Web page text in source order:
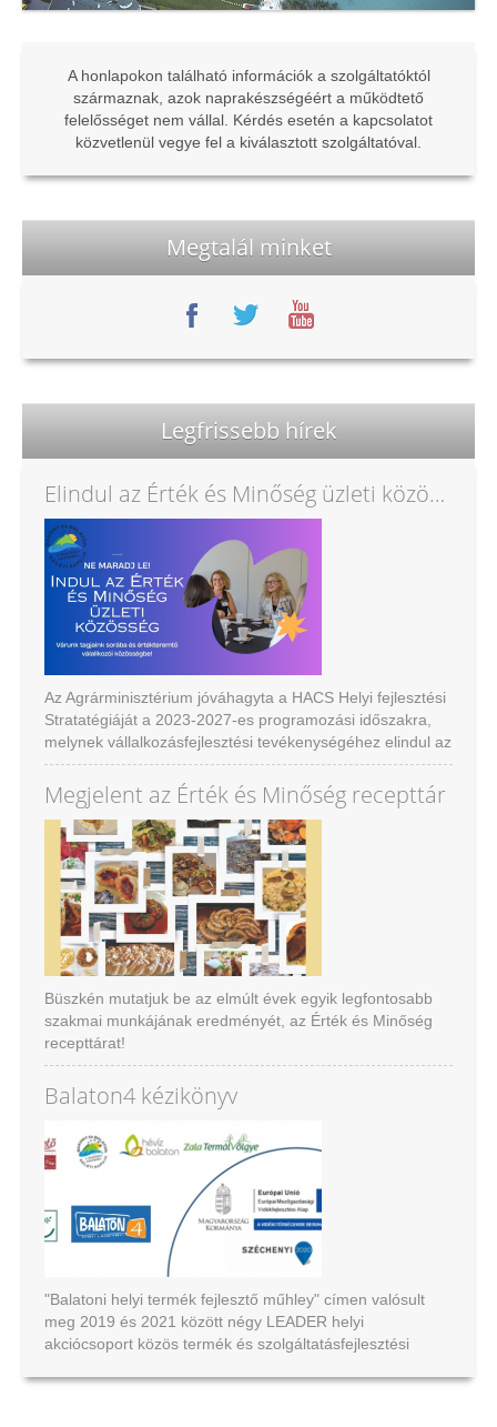
A honlapokon található információk a szolgáltatóktól
származnak, azok naprakészségéért a működtető
felelősséget nem vállal. Kérdés esetén a kapcsolatot
közvetlenül vegye fel a kiválasztott szolgáltatóval.
Megtalál minket
Legfrissebb hírek
Elindul az Érték és Minőség üzleti közösség
Az Agrárminisztérium jóváhagyta a HACS Helyi fejlesztési
Stratatégiáját a 2023-2027-es programozási időszakra,
melynek vállalkozásfejlesztési tevékenységéhez elindul az
Értékés Minőség közösségi marketing program új eleme
az Üzleti közösség.
Megjelent az Érték és Minőség recepttár
Büszkén mutatjuk be az elmúlt évek egyik legfontosabb
szakmai munkájának eredményét, az Érték és Minőség
recepttárat!
Ajánljuk nagy szeretettel!
Balaton4 kézikönyv
"Balatoni helyi termék fejlesztő műhley" címen valósult
meg 2019 és 2021 között négy LEADER helyi
akciócsoport közös termék és szolgáltatásfejlesztési
Ajánljuk figyelmükbe az elkészült kézikönyvet.